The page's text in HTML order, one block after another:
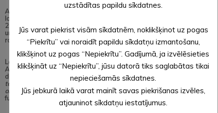
Alūksnes novada dome 26.07.2018. ir pieņēmusi lēmumu Nr.257 “Par
lokālplānojuma, kas groza Alūksnes novada teritorijas plānojumu
2015.-2027. gadam, izstrādes uzsākšanu poligonā “Lāčusils”, Alsviķu
un Ilzenes pagastos,Alūksnes novadā, lokālplānojuma teritorijas
robežas un darba uzdevuma apstiprināšanu”.
Lokālplānojuma izstrādes rezultātā plānotā poligona “Lāčusils”,
Alūksnes novadā, plānots veikt izmaiņas funkcionālajā zonējumā –
daļai teritorijas
Mežu teritorija (M)maināma uzPubliskās apbūves
teritoriju (P)
, daļu teritorijas noteikt par
objektu teritoriju (TIN1), saglabājot esošoMežu teritorijas (M)
funkcionālo zonu.
uzstādītas papildu sīkdatnes.
Jūs varat piekrist visām sīkdatnēm, noklikšķinot uz pogas
“Piekrītu” vai noraidīt papildu sīkdatņu izmantošanu,
klikšķinot uz pogas “Nepiekrītu”. Gadījumā, ja izvēlēsieties
klikšķināt uz “Nepiekrītu”, jūsu datorā tiks saglabātas tikai
nepieciešamās sīkdatnes.
Jūs jebkurā laikā varat mainīt savas piekrišanas izvēles,
atjauninot sīkdatņu iestatījumus.